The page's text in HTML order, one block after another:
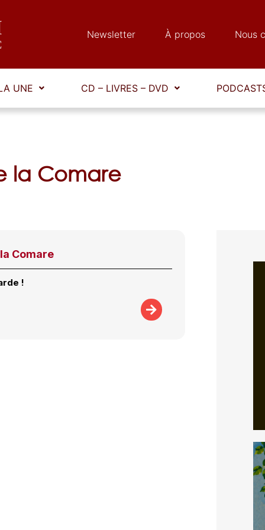
Newsletter À propos Nous
UNE CD – LIVRES – DVD
la Comare
Comare
!